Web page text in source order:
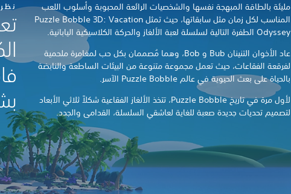
مليئة بالطاقة المبهجة نفسها والشخصيات الرائعة المحبوبة وأسلوب اللعب
المناسب لكل زمان مثل سابقاتها، حيث تمثل Puzzle Bobble 3D: Vacation
Odyssey الطفرة التالية لسلسلة لعبة الألغاز والحركة الكلاسيكية اليابانية.
عاد الأخوان التنينان Bub و Bob، وهما مُصممان بكل حب لمغامرة ملحمية
لفرقعة الفقاعات، حيث تعمل مجموعة متنوعة من البيئات الساطعة والنابضة
بالحياة على بعث الحيوية في عالم Puzzle Bobble الآسر.
لأول مرة في تاريخ Puzzle Bobble، تتخذ الألغاز الفقاعية شكلاً ثلاثي الأبعاد
لتصميم تحديات جديدة صعبة للغاية لعاشقي السلسلة، القدامى والجدد.